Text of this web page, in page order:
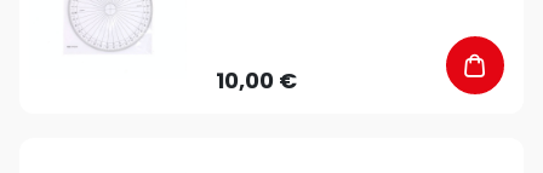
10,00 €